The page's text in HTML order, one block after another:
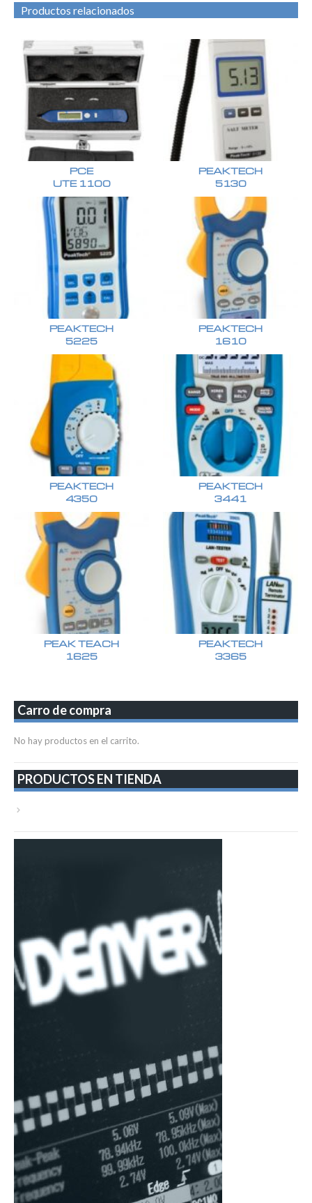
Productos relacionados
PCE
UTE 1100
PEAKTECH
5130
PEAKTECH
5225
PEAKTECH
1610
PEAKTECH
4350
PEAKTECH
3441
PEAK TEACH
1625
PEAKTECH
3365
Carro de compra
No hay productos en el carrito.
PRODUCTOS EN TIENDA